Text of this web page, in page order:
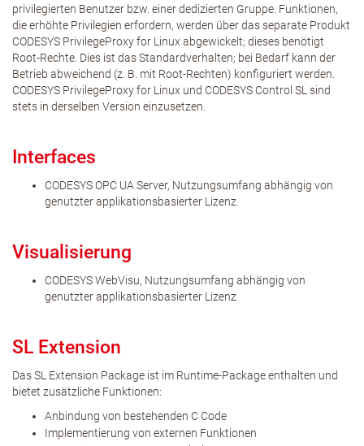
privilegierten Benutzer bzw. einer dedizierten Gruppe. Funktionen,
die erhöhte Privilegien erfordern, werden über das separate Produkt
CODESYS PrivilegeProxy for Linux abgewickelt; dieses benötigt
Root-Rechte. Dies ist das Standardverhalten; bei Bedarf kann der
Betrieb abweichend (z. B. mit Root-Rechten) konfiguriert werden.
CODESYS PrivilegeProxy for Linux und CODESYS Control SL sind
stets in derselben Version einzusetzen.
Interfaces
CODESYS OPC UA Server, Nutzungsumfang abhängig von
genutzter applikationsbasierter Lizenz.
Visualisierung
CODESYS WebVisu, Nutzungsumfang abhängig von
genutzter applikationsbasierter Lizenz
SL Extension
Das SL Extension Package ist im Runtime-Package enthalten und
bietet zusätzliche Funktionen:
Anbindung von bestehenden C Code
Implementierung von externen Funktionen